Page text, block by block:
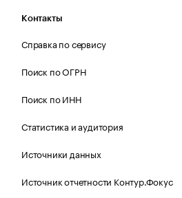
Контакты
Справка по сервису
Поиск по ОГРН
Поиск по ИНН
Статистика и аудитория
Источники данных
Источник отчетности Контур.Фокус